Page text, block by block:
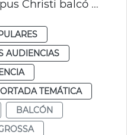
Sorteig mascletà Corpus Christi balcó Ajuntament de València
AUDIENCIAS
TEMÁTICA
BALCÓN